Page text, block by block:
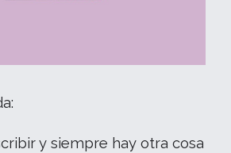
y siempre hay otra cosa